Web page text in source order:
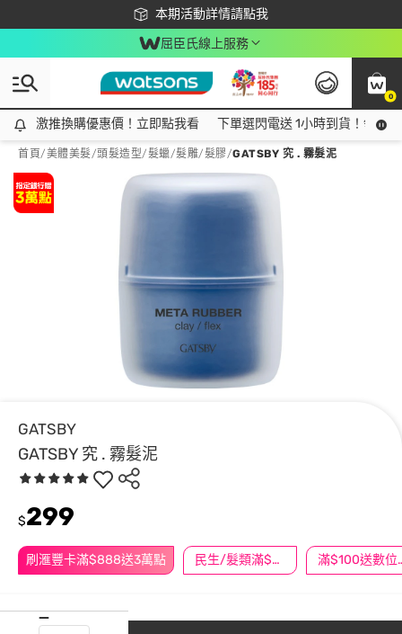
本期活動詳情請點我
下載app最高回饋$350
屈臣氏線上服務
0
激推換購優惠價！立即點我看
激推換購優惠價！立即點我看 下單選閃電送 1小時到貨！領神
首頁/美體美髮/頭髮造型/髮蠟/髮雕/髮膠/GATSBY 究 . 霧髮泥
GATSBY
GATSBY 究 . 霧髮泥
刷滙豐卡滿$888送3萬點 民生/髮類滿$388送舒潔冰巾 滿
$299